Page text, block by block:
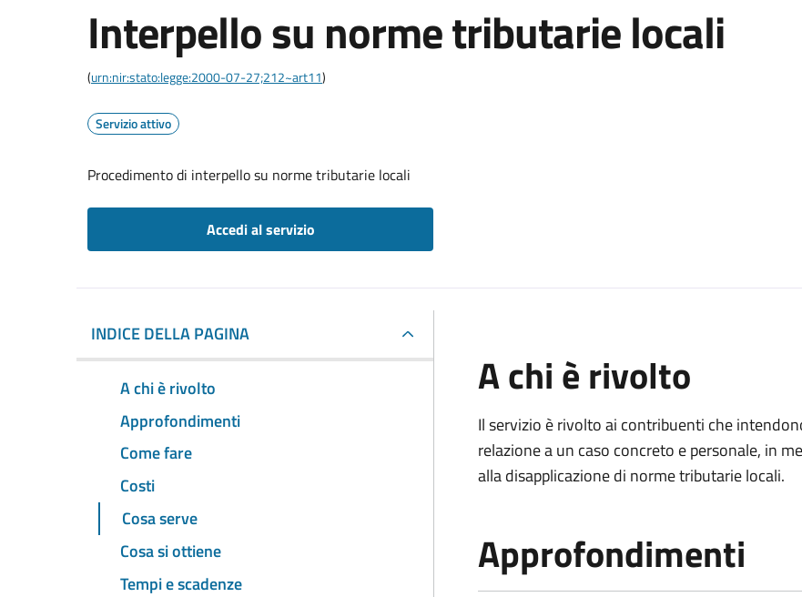
Interpello su norme tributarie locali
(urn:nir:stato:legge:2000-07-27;212~art11)
Servizio attivo
Procedimento di interpello su norme tributarie locali
Accedi al servizio
INDICE DELLA PAGINA
A chi è rivolto
Approfondimenti
Come fare
Costi
Cosa serve
Cosa si ottiene
Tempi e scadenze
A chi è rivolto
Il servizio è rivolto ai contribuenti che
relazione a un caso concreto e personale, in
alla disapplicazione di norme tributarie locali.
Approfondimenti